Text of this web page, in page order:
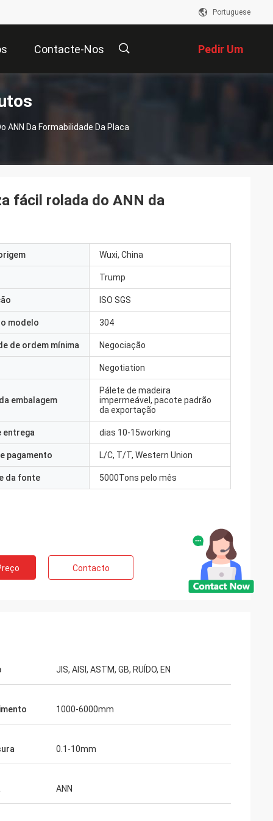
Portuguese
Contacte-Nos Pedir Um
Orçamento
ANN Da Formabilidade Da Placa
fácil rolada do ANN da
Wuxi, China
Trump
ISO SGS
modelo 304
de ordem mínima Negociação
Negotiation
embalagem
Pálete de madeira
impermeável, pacote padrão
da exportação
entrega dias 10-15working
pagamento L/C, T/T, Western Union
da fonte 5000Tons pelo mês
Contacto
JIS, AISI, ASTM, GB, RUÍDO, EN
1000-6000mm
0.1-10mm
ANN